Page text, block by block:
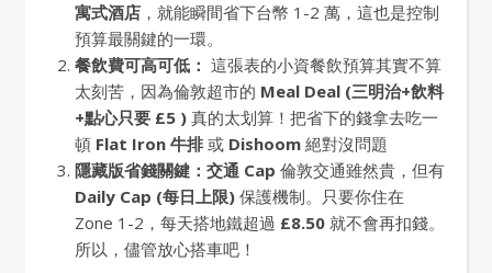
寓式酒店 ，就能瞬間省下台幣 1-2 萬，這也是控制
預算最關鍵的一環。
餐飲費可高可低： 這張表的小資餐飲預算其實不算
太刻苦，因為倫敦超市的 Meal Deal (三明治+飲料
+點心只要 £5 ) 真的太划算！把省下的錢拿去吃一
頓 Flat Iron 牛排或 Dishoom 絕對沒問題
隱藏版省錢關鍵：交通 Cap 倫敦交通雖然貴，但有
Daily Cap (每日上限) 保護機制。只要你住在
Zone 1-2，每天搭地鐵超過 £8.50 就不會再扣錢。
所以，儘管放心搭車吧！